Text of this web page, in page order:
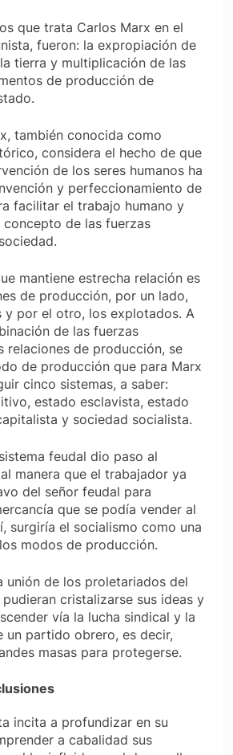
que trata Carlos Marx en el
fueron: la expropiación de
tierra y multiplicación de las
de producción de
también conocida como
considera el hecho de que
de los seres humanos ha
y perfeccionamiento de
facilitar el trabajo humano y
de las fuerzas
mantiene estrecha relación es
de producción, por un lado,
y por el otro, los explotados. A
de las fuerzas
relaciones de producción, se
de producción que para Marx
cinco sistemas, a saber:
estado esclavista, estado
y sociedad socialista.
feudal dio paso al
manera que el trabajador ya
del señor feudal para
que se podía vender al
surgiría el socialismo como una
modos de producción.
unión de los proletariados del
cristalizarse sus ideas y
vía la lucha sindical y la
un partido obrero, es decir,
masas para protegerse.
incita a profundizar en su
a cabalidad sus